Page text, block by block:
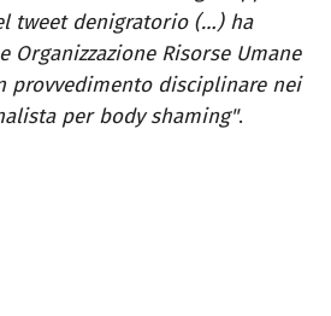
tweet denigratorio (…) ha
Organizzazione Risorse Umane
provvedimento disciplinare nei
per body shaming".